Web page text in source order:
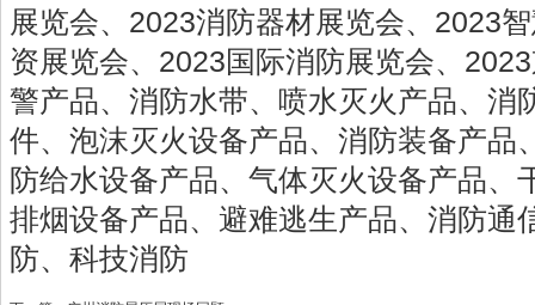
展览会、2023消防器材展览会、2023
资展览会、2023国际消防展览会、
警产品、消防水带、喷水灭火产品、消
件、泡沫灭火设备产品、消防装备产品
防给水设备产品、气体灭火设备产品、
排烟设备产品、避难逃生产品、消防通
防、科技消防